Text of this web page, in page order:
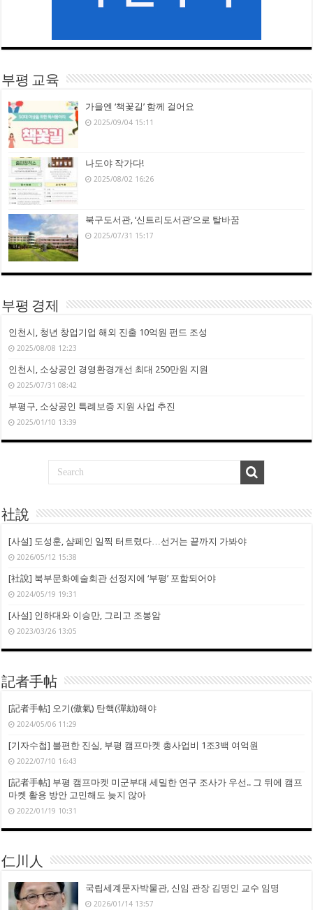
부평 교육
가을엔 ‘책꽃길’ 함께 걸어요
2025/09/04 15:11
나도야 작가다!
2025/08/02 16:26
북구도서관, ‘신트리도서관’으로 탈바꿈
2025/07/31 15:17
부평 경제
인천시, 청년 창업기업 해외 진출 10억원 펀드 조성
2025/08/08 12:23
인천시, 소상공인 경영환경개선 최대 250만원 지원
2025/07/31 08:42
부평구, 소상공인 특례보증 지원 사업 추진
2025/01/10 13:39
社說
[사설] 도성훈, 샴페인 일찍 터트렸다…선거는 끝까지 가봐야
2026/05/12 15:38
[社說] 북부문화예술회관 선정지에 ‘부평’ 포함되어야
2024/05/19 19:31
[사설] 인하대와 이승만, 그리고 조봉암
2023/03/26 13:05
記者手帖
[記者手帖] 오기(傲氣) 탄핵(彈劾)해야
2024/05/06 11:29
[기자수첩] 불편한 진실, 부평 캠프마켓 총사업비 1조3백 여억원
2022/07/10 16:43
[記者手帖] 부평 캠프마켓 미군부대 세밀한 연구 조사가 우선.. 그 뒤에 캠프
마켓 활용 방안 고민해도 늦지 않아
2022/01/19 10:31
仁川人
국립세계문자박물관, 신임 관장 김명인 교수 임명
2026/01/14 13:57